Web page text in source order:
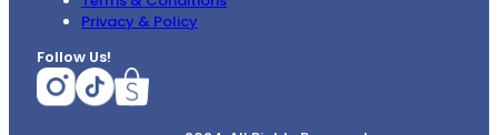
Privacy & Policy
Follow Us!